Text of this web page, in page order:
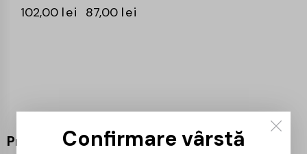
102,00 lei 87,00 lei
Program Confirmare vârstă